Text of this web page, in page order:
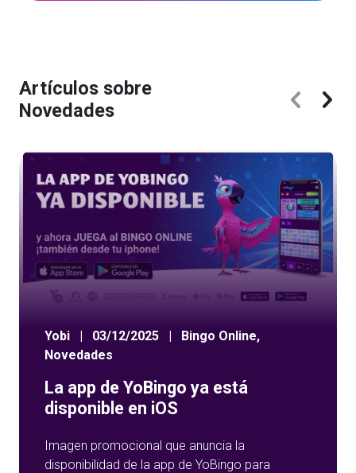
Artículos sobre
Novedades
Yobi | 03/12/2025 | Bingo Online,
Novedades
La app de YoBingo ya está
disponible en iOS
Imagen promocional que anuncia la
disponibilidad de la app de YoBingo para